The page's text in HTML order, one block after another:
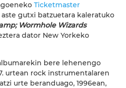
Ticketmaster
gutxi batzuetara kaleratuko
Wormhole Wizards
dator New Yorkeko
bere lehenengo
urtean rock instrumentalaren
urte beranduago, 1996ean,